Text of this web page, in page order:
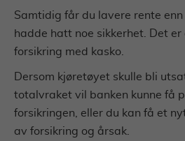
Samtidig får du lavere rente enn
hadde hatt noe sikkerhet. Det er
forsikring med kasko.
Dersom kjøretøyet skulle bli
totalvraket vil banken kunne få
forsikringen, eller du kan få et
av forsikring og årsak.